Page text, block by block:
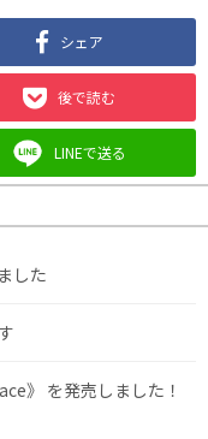
シェア
後で読む
LINEで送る
した
》 を発売しました！